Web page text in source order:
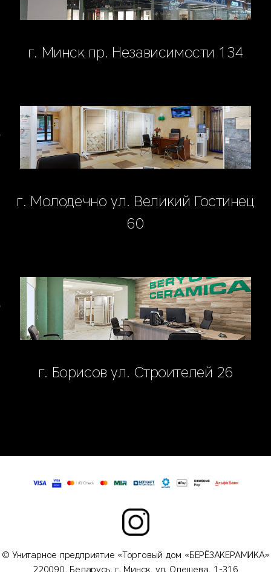
г. Минск пр. Независимости 134
г. Молодечно ул. Великий Гостинец
60
г. Борисов ул. Строителей 26
© Унитарное предприятие «Торговый дом «БЕРЁЗАКЕРАМИКА»
220090, Беларусь, г. Минск, ул. Олешева, 1-316